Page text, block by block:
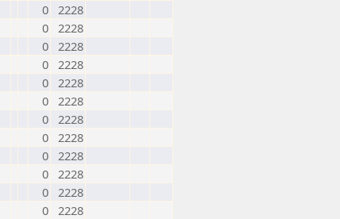
0 2228
0 2228
0 2228
0 2228
0 2228
0 2228
0 2228
0 2228
0 2228
0 2228
0 2228
0 2228